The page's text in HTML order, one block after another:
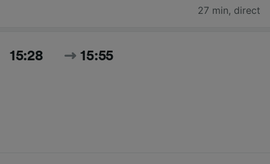
27 min, direct
15:28 15:55